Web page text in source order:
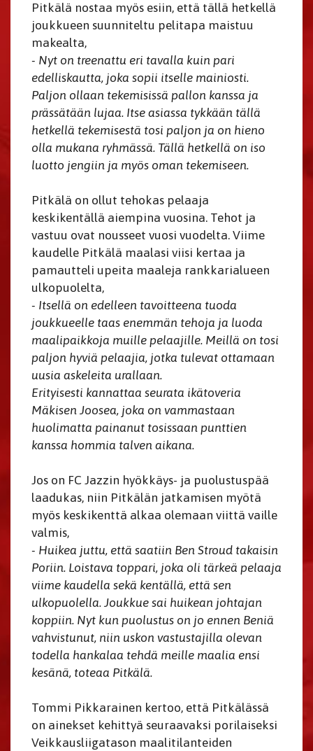
Pitkälä nostaa myös esiin, että tällä hetkellä
joukkueen suunniteltu pelitapa maistuu
makealta,
- Nyt on treenattu eri tavalla kuin pari
edelliskautta, joka sopii itselle mainiosti.
Paljon ollaan tekemisissä pallon kanssa ja
prässätään lujaa. Itse asiassa tykkään tällä
hetkellä tekemisestä tosi paljon ja on hieno
olla mukana ryhmässä. Tällä hetkellä on iso
luotto jengiin ja myös oman tekemiseen.
Pitkälä on ollut tehokas pelaaja
keskikentällä aiempina vuosina. Tehot ja
vastuu ovat nousseet vuosi vuodelta. Viime
kaudelle Pitkälä maalasi viisi kertaa ja
pamautteli upeita maaleja rankkarialueen
ulkopuolelta,
- Itsellä on edelleen tavoitteena tuoda
joukkueelle taas enemmän tehoja ja luoda
maalipaikkoja muille pelaajille. Meillä on tosi
paljon hyviä pelaajia, jotka tulevat ottamaan
uusia askeleita urallaan.
Erityisesti kannattaa seurata ikätoveria
Mäkisen Joosea, joka on vammastaan
huolimatta painanut tosissaan punttien
kanssa hommia talven aikana.
Jos on FC Jazzin hyökkäys- ja puolustuspää
laadukas, niin Pitkälän jatkamisen myötä
myös keskikenttä alkaa olemaan viittä vaille
valmis,
- Huikea juttu, että saatiin Ben Stroud takaisin
Poriin. Loistava toppari, joka oli tärkeä pelaaja
viime kaudella sekä kentällä, että sen
ulkopuolella. Joukkue sai huikean johtajan
koppiin. Nyt kun puolustus on jo ennen Beniä
vahvistunut, niin uskon vastustajilla olevan
todella hankalaa tehdä meille maalia ensi
kesänä, toteaa Pitkälä.
Tommi Pikkarainen kertoo, että Pitkälässä
on ainekset kehittyä seuraavaksi porilaiseksi
Veikkausliigatason maalitilanteiden